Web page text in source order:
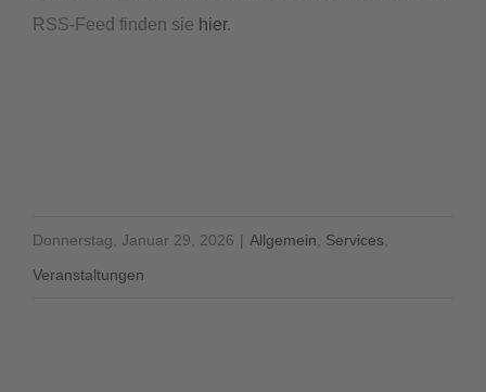
RSS-Feed finden sie hier.
Donnerstag, Januar 29, 2026 | Allgemein Services
Veranstaltungen